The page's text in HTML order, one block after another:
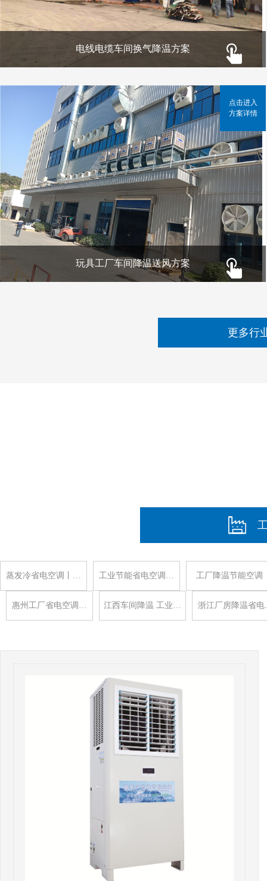
电线电缆车间换气降温方案
玩具工厂车间降温送风方案
点击进入
方案详情
更多行
蒸发冷省电空调丨… 工业节能省电空调… 工厂降温节能空调
惠州工厂省电空调… 江西车间降温 工业… 浙江厂房降温省